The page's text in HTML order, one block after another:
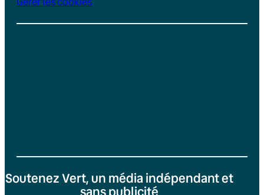
Soutenez Vert, un média indépendant et
sans publicité